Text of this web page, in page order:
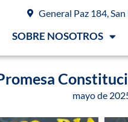
General Paz 184,
SOBRE NOSOTROS
mayo de